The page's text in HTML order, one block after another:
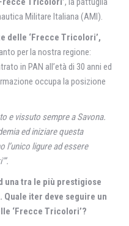
Militare Italiana (AMI).
delle ‘Frecce Tricolori’,
per la nostra regione:
in PAN all’età di 30 anni ed
occupa la posizione
e vissuto sempre a Savona.
ed iniziare questa
l’unico ligure ad essere
una tra le più prestigiose
iter deve seguire un
‘Frecce Tricolori’?